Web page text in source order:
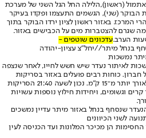
(ראשון),הלילה החל הגל השני של מערכת
הבוקר (שני), הגשמים התעצמו ופקדו בעיקר
המרכז. באזור ראשון לציון ירדו הבוקר בתוך
מ"מ גשם, מה שגרם להצטברות מים על הכבישים באזור.
הערב.עדכונים שוטפים -
בנחל מיתר//יחל"צ עציון-יהודה
לאיתור נעדר שיש חשש לחייו, לאחר שנצפה
חברון. כוחות רבים פועלים באזור בסריקות
רגליות ובסיוע מהאוויר לאורך יותר מ־15 ק"מ. נכון לשעה 21:40 הסריקות
וגשומים, ויחידות חילוץ נוספות עשויות
החסימות הן מכיכר המלונות ועד הכניסה לעין